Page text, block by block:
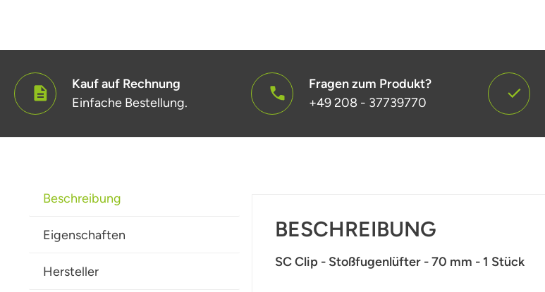
Kauf auf Rechnung
Einfache Bestellung.
Fragen zum Produkt?
+49 208 - 37739770
Beschreibung
Eigenschaften
Hersteller
BESCHREIBUNG
SC Clip - Stoßfugenlüfter - 70 mm - 1 Stück